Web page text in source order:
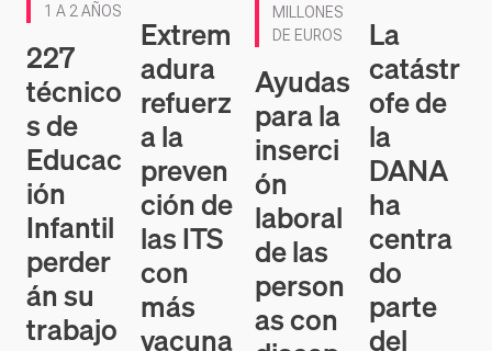
1 A 2 AÑOS
227
técnico
s de
Educac
ión
Infantil
perder
án su
trabajo
Extrem
adura
refuerz
a la
preven
ción de
las ITS
con
más
vacuna
MILLONES
DE EUROS
Ayudas
para la
inserci
ón
laboral
de las
person
as con
La
catástr
ofe de
la
DANA
ha
centra
do
parte
del